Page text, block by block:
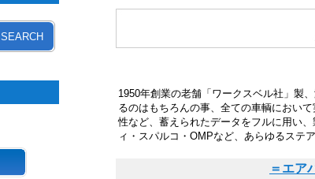
SEARCH
1950年創業の老舗「ワークスベル社」製
るのはもちろんの事、全ての車輌におい
性など、蓄えられたデータをフルに用い
ィ・スパルコ・OMPなど、あらゆるステ
＝エア